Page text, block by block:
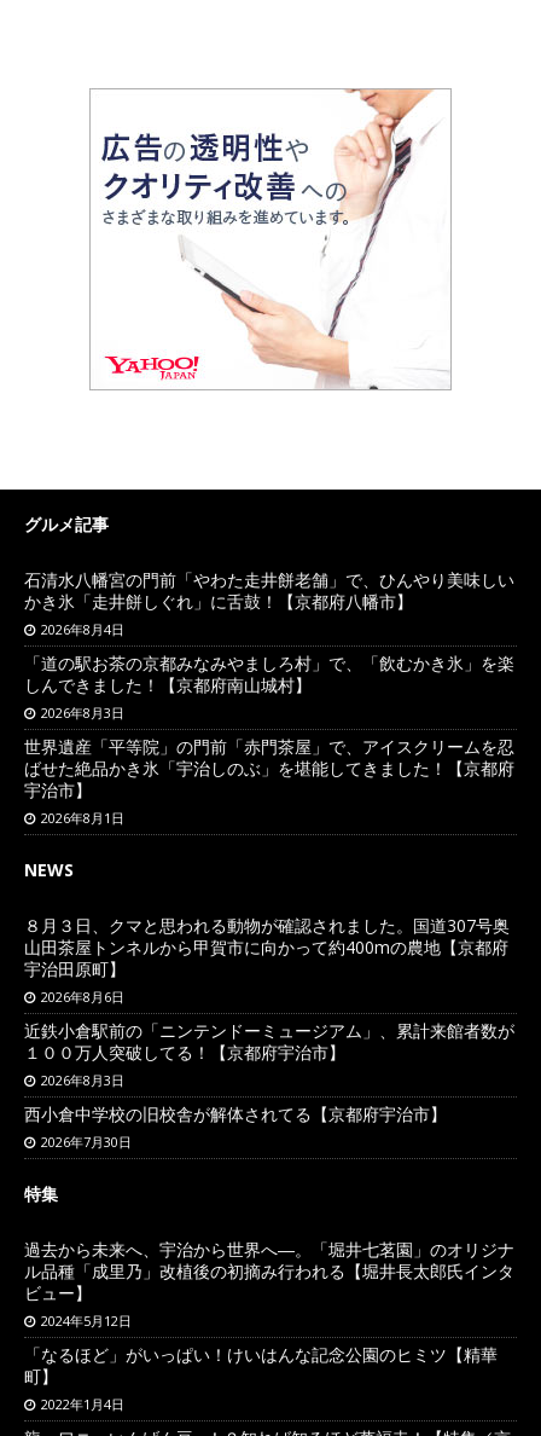
グルメ記事
石清水八幡宮の門前「やわた走井餅老舗」で、ひんやり美味しい
かき氷「走井餅しぐれ」に舌鼓！【京都府八幡市】
2026年8月4日
「道の駅お茶の京都みなみやましろ村」で、「飲むかき氷」を楽
しんできました！【京都府南山城村】
2026年8月3日
世界遺産「平等院」の門前「赤門茶屋」で、アイスクリームを忍
ばせた絶品かき氷「宇治しのぶ」を堪能してきました！【京都府
宇治市】
2026年8月1日
NEWS
８月３日、クマと思われる動物が確認されました。国道307号奥
山田茶屋トンネルから甲賀市に向かって約400mの農地【京都府
宇治田原町】
2026年8月6日
近鉄小倉駅前の「ニンテンドーミュージアム」、累計来館者数が
１００万人突破してる！【京都府宇治市】
2026年8月3日
西小倉中学校の旧校舎が解体されてる【京都府宇治市】
2026年7月30日
特集
過去から未来へ、宇治から世界へ―。「堀井七茗園」のオリジナ
ル品種「成里乃」改植後の初摘み行われる【堀井長太郎氏インタ
ビュー】
2024年5月12日
「なるほど」がいっぱい！けいはんな記念公園のヒミツ【精華
町】
2022年1月4日